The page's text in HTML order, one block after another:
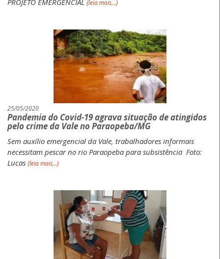
PROJETO EMERGENCIAL {leia mais...}
25/05/2020
Pandemia do Covid-19 agrava situação de atingidos
pelo crime da Vale no Paraopeba/MG
Sem auxílio emergencial da Vale, trabalhadores informais
necessitam pescar no rio Paraopeba para subsistência Foto:
Lucas {leia mais...}